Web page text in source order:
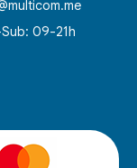
09-21h